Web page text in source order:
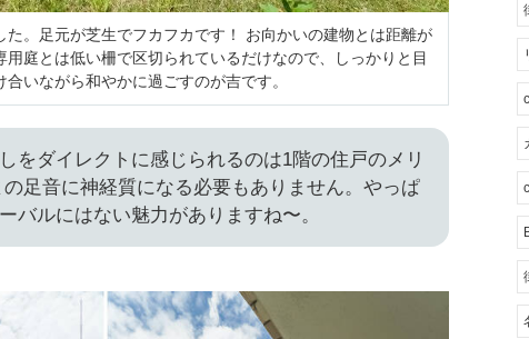
た。足元が芝生でフカフカです！ お向かいの建物とは距離が
庭とは低い柵で区切られているだけなので、しっかりと目
いながら和やかに過ごすのが吉です。
をダイレクトに感じられるのは1階の住戸のメリ
の足音に神経質になる必要もありません。やっぱ
バルにはない魅力がありますね〜。